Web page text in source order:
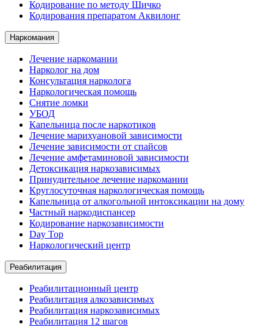
Кодирование по методу Шичко
Кодирования препаратом Аквилонг
Наркомания
Лечение наркомании
Нарколог на дом
Консультация нарколога
Наркологическая помощь
Снятие ломки
УБОД
Капельница после наркотиков
Лечение марихуановой зависимости
Лечение зависимости от спайсов
Лечение амфетаминовой зависимости
Детоксикация наркозависимых
Принудительное лечение наркомании
Круглосуточная наркологическая помощь
Капельница от алкогольной интоксикации на дому
Частный наркодиспансер
Кодирование наркозависимости
Day Top
Наркологический центр
Реабилитация
Реабилитационный центр
Реабилитация алкозависимых
Реабилитация наркозависимых
Реабилитация 12 шагов